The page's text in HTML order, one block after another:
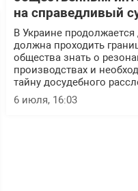
на справедливый
В Украине продолжается
должна проходить
общества знать о
производствах и
тайну досудебного
6 июля, 16:03